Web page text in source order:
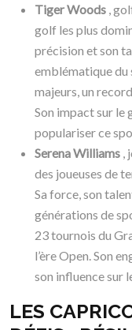
Tiger Woods ,
golf les plus
précision et son
emblématique du
majeurs, un
Son impact sur le
populariser ce
Serena Williams ,
des joueuses de
Sa force, son
générations de
23 tournois du
l’ère Open. Son
son influence sur
LES